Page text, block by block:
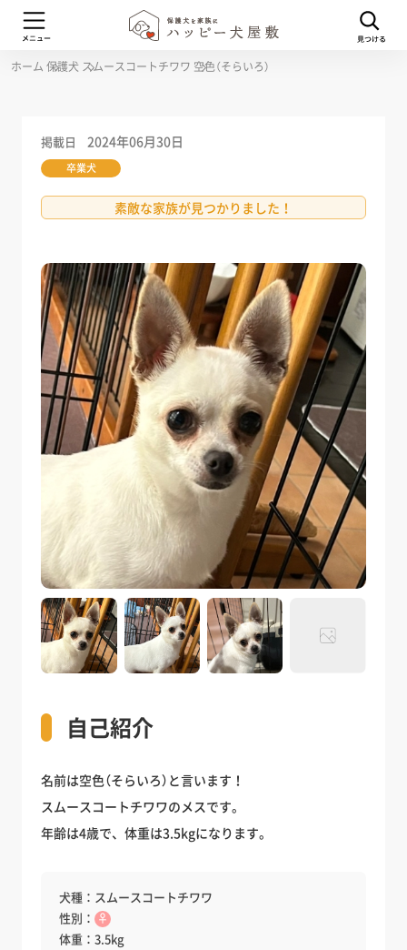
ホーム 保護犬 スムースコートチワワ 空色（そらいろ）
掲載日 2024年06月30日
卒業犬
素敵な家族が見つかりました！
自己紹介
名前は空色（そらいろ）と言います！
スムースコートチワワのメスです。
年齢は4歳で、体重は3.5kgになります。
犬種：スムースコートチワワ
性別：♀
体重：3.5kg